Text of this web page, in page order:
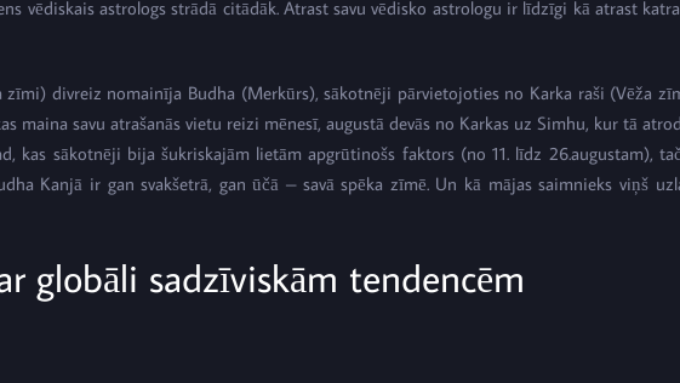
vēdiskais astrologs strādā citādāk. Atrast savu vēdisko astrologu ir līdzīgi kā atrast
divreiz nomainīja Budha (Merkūrs), sākotnēji pārvietojoties no Karka raši (Vēža
maina savu atrašanās vietu reizi mēnesī, augustā devās no Karkas uz Simhu, kur tā
kas sākotnēji bija šukriskajām lietām apgrūtinošs faktors (no 11. līdz 26.augustam),
Kanjā ir gan svakšetrā, gan ūčā – savā spēka zīmē. Un kā mājas saimnieks viņš
globāli sadzīviskām tendencēm